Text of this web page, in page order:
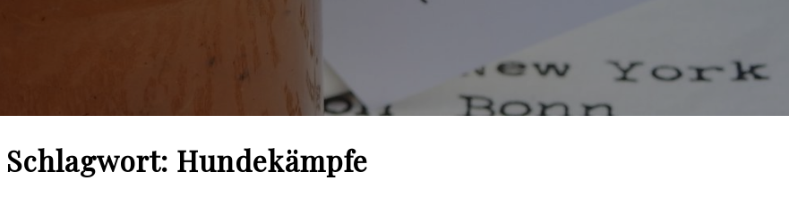
Schlagwort: Hundekämpfe